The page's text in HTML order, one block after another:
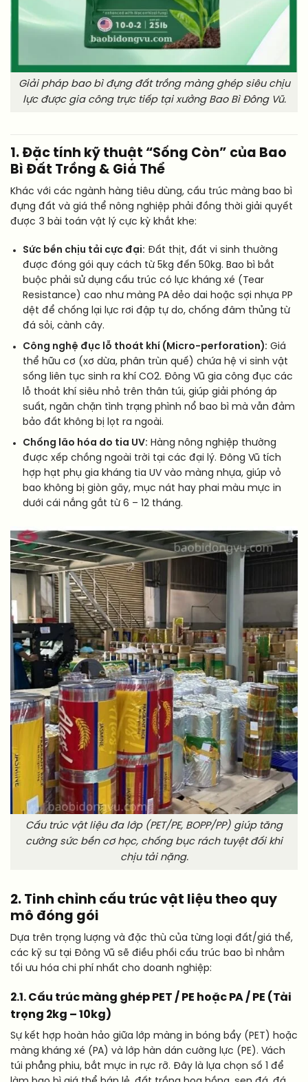
Giải pháp bao bì đựng đất trồng màng ghép siêu chịu
lực được gia công trực tiếp tại xưởng Bao Bì Đông Vũ.
1. Đặc tính kỹ thuật “Sống Còn” của Bao
Bì Đất Trồng & Giá Thể
Khác với các ngành hàng tiêu dùng, cấu trúc màng bao bì
đựng đất và giá thể nông nghiệp phải đồng thời giải quyết
được 3 bài toán vật lý cực kỳ khắt khe:
Sức bền chịu tải cực đại: Đất thịt, đất vi sinh thường
được đóng gói quy cách từ 5kg đến 50kg. Bao bì bắt
buộc phải sử dụng cấu trúc có lực kháng xé (Tear
Resistance) cao như màng PA dẻo dai hoặc sợi nhựa PP
dệt để chống lại lực rơi đập tự do, chống đâm thủng từ
đá sỏi, cành cây.
Công nghệ đục lỗ thoát khí (Micro-perforation): Giá
thể hữu cơ (xơ dừa, phân trùn quế) chứa hệ vi sinh vật
sống liên tục sinh ra khí CO2. Đông Vũ gia công đục các
lỗ thoát khí siêu nhỏ trên thân túi, giúp giải phóng áp
suất, ngăn chặn tình trạng phình nổ bao bì mà vẫn đảm
bảo đất không bị lọt ra ngoài.
Chống lão hóa do tia UV: Hàng nông nghiệp thường
được xếp chồng ngoài trời tại các đại lý. Đông Vũ tích
hợp hạt phụ gia kháng tia UV vào màng nhựa, giúp vỏ
bao không bị giòn gãy, mục nát hay phai màu mực in
dưới cái nắng gắt từ 6 – 12 tháng.
Cấu trúc vật liệu đa lớp (PET/PE, BOPP/PP) giúp tăng
cường sức bền cơ học, chống bục rách tuyệt đối khi
chịu tải nặng.
2. Tinh chỉnh cấu trúc vật liệu theo quy
mô đóng gói
Dựa trên trọng lượng và đặc thù của từng loại đất/giá thể,
các kỹ sư tại Đông Vũ sẽ điều phối cấu trúc bao bì nhằm
tối ưu hóa chi phí nhất cho doanh nghiệp:
2.1. Cấu trúc màng ghép PET / PE hoặc PA / PE (Tải
trọng 2kg – 10kg)
Sự kết hợp hoàn hảo giữa lớp màng in bóng bẩy (PET) hoặc
màng kháng xé (PA) và lớp hàn dán cường lực (PE). Vách
túi phẳng phiu, bắt mực in rực rỡ. Đây là lựa chọn số 1 để